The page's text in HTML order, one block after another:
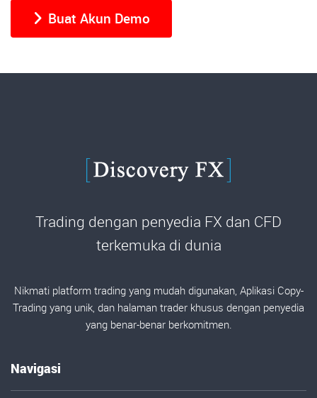
Buat Akun Demo
Trading dengan penyedia FX dan CFD
terkemuka di dunia
Nikmati platform trading yang mudah digunakan, Aplikasi Copy-
Trading yang unik, dan halaman trader khusus dengan penyedia
yang benar-benar berkomitmen.
Navigasi